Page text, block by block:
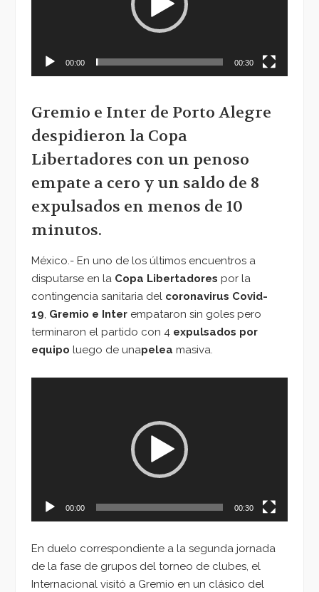
00:00 00:30
Gremio e Inter de Porto Alegre
despidieron la Copa
Libertadores con un penoso
empate a cero y un saldo de 8
expulsados en menos de 10
minutos.
México.- En uno de los últimos encuentros a
disputarse en la Copa Libertadores por la
contingencia sanitaria del coronavirus Covid-
19, Gremio e Inter empataron sin goles pero
terminaron el partido con 4 expulsados por
equipo luego de unapelea masiva.
00:00 00:30
En duelo correspondiente a la segunda jornada
de la fase de grupos del torneo de clubes, el
Internacional visitó a Gremio en un clásico del